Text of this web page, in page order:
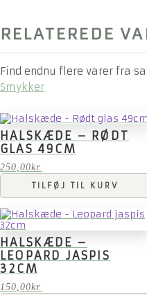
RELATEREDE
Find endnu flere varer fra
Smykker
HALSKÆDE – RØDT
GLAS 49CM
250,00kr.
TILFØJ TIL KURV
HALSKÆDE –
LEOPARD JASPIS
32CM
150,00kr.